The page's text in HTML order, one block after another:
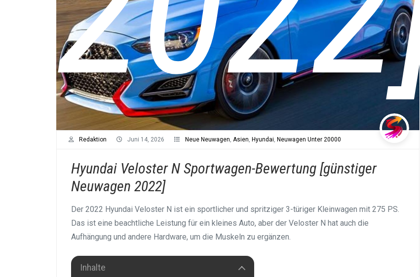
Redaktion Juni 14, 2026 Neue Neuwagen, Asien, Hyundai, Neuwagen Unter 20000
Hyundai Veloster N Sportwagen-Bewertung [günstiger
Neuwagen 2022]
Der 2022 Hyundai Veloster N ist ein sportlicher und spritziger 3-türiger Kleinwagen mit 275 PS.
Das ist eine beachtliche Leistung für ein kleines Auto, aber der Veloster N hat auch die
Aufhängung und andere Hardware, um die Muskeln zu ergänzen.
Inhalte